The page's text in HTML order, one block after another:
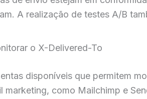
A realização de testes A/B
o X-Delivered-To
disponíveis que permitem
marketing, como Mailchimp e